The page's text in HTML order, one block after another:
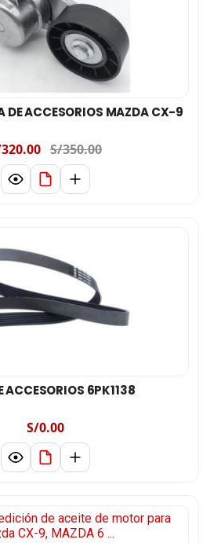
DE ACCESORIOS MAZDA CX-9
S/350.00
ACCESORIOS 6PK1138
S/0.00